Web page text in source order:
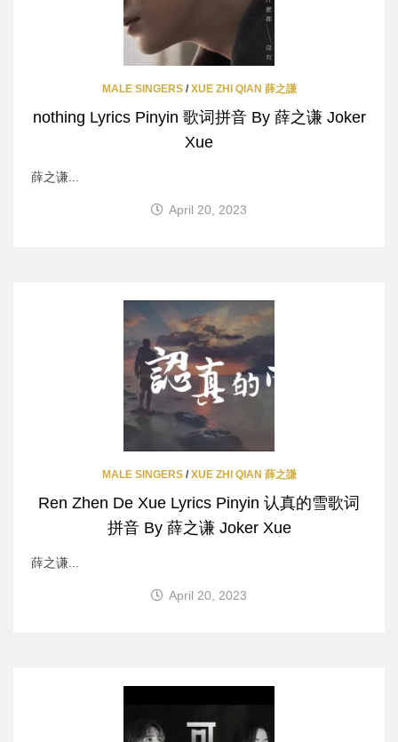
MALE SINGERS/ XUE ZHI QIAN 薛之謙
nothing Lyrics Pinyin 歌词拼音 By 薛之谦 Joker
Xue
薛之谦...
April 20, 2023
MALE SINGERS/ XUE ZHI QIAN 薛之謙
Ren Zhen De Xue Lyrics Pinyin 认真的雪歌词
拼音 By 薛之谦 Joker Xue
薛之谦...
April 20, 2023